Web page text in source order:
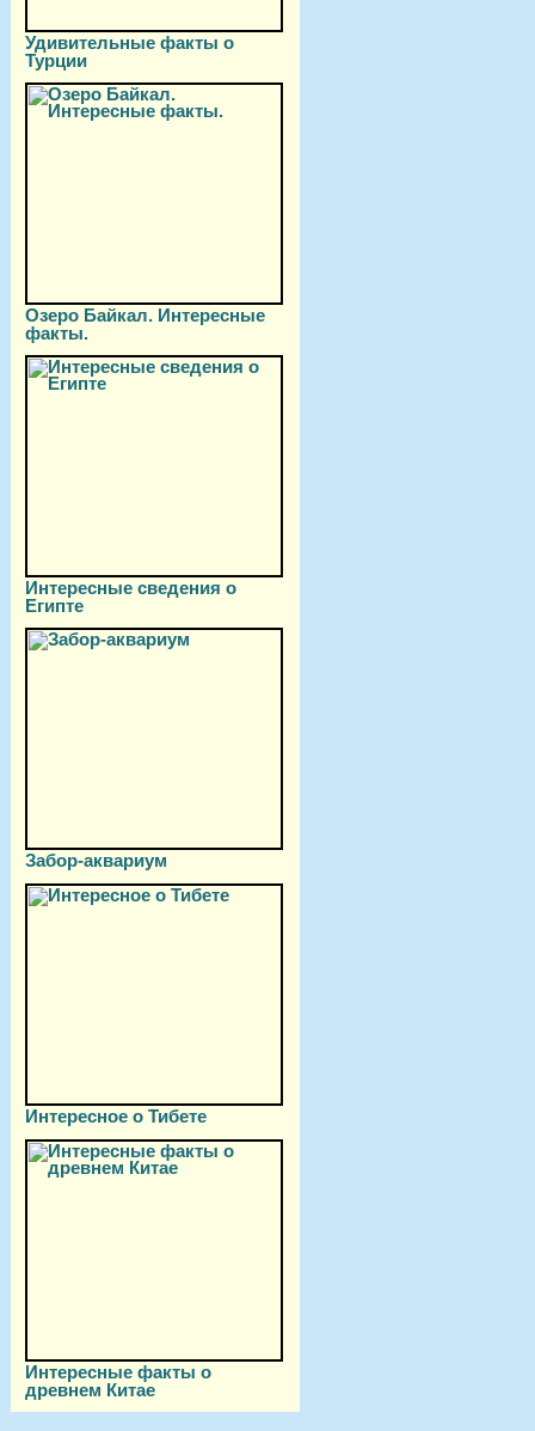
Удивительные факты о
Турции
Озеро Байкал. Интересные
факты.
Интересные сведения о
Египте
Забор-аквариум
Интересное о Тибете
Интересные факты о
древнем Китае